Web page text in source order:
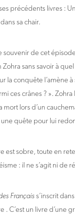
précédents livres :
sa chair.
souvenir de cet
Zohra sans savoir à
la conquête l’amène
ces crânes ? ».
mort lors d’un
une quête pour lui
est sobre, toute en
: il ne s’agit ni de
Françaiss’inscrit
. C’est un livre d’une